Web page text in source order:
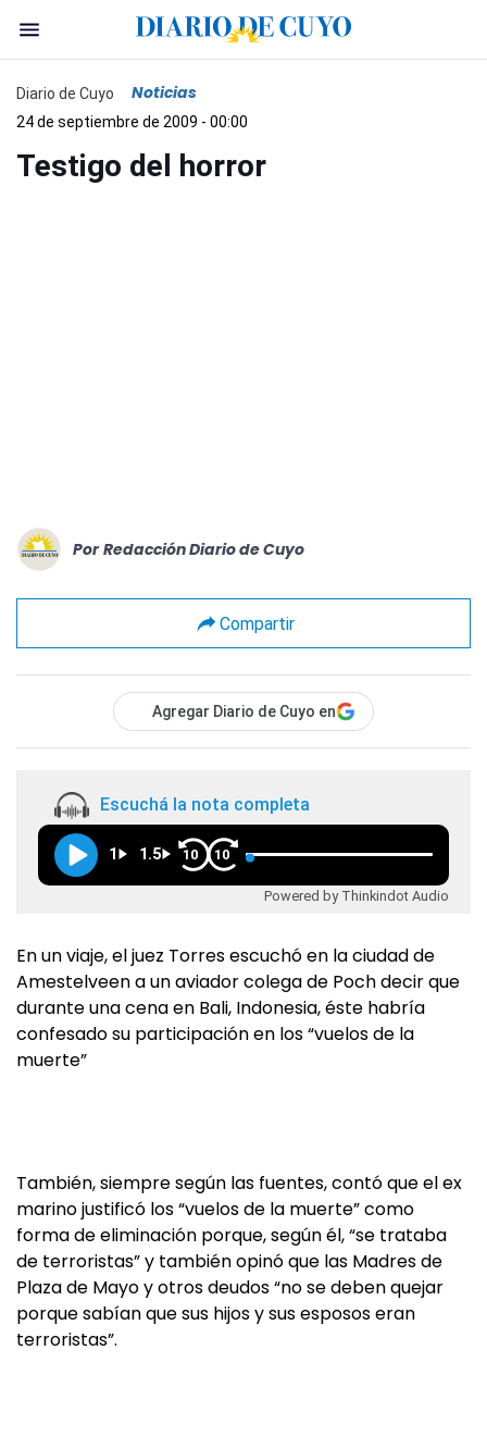
Diario de Cuyo Noticias
24 de septiembre de 2009 - 00:00
Testigo del horror
Por Redacción Diario de Cuyo
Compartir
Agregar Diario de Cuyo en
Escuchá la nota completa
1 1.5 10 10
Powered by Thinkindot Audio
En un viaje, el juez Torres escuchó en la ciudad de
Amestelveen a un aviador colega de Poch decir que
durante una cena en Bali, Indonesia, éste habría
confesado su participación en los “vuelos de la
muerte”
También, siempre según las fuentes, contó que el ex
marino justificó los “vuelos de la muerte” como
forma de eliminación porque, según él, “se trataba
de terroristas” y también opinó que las Madres de
Plaza de Mayo y otros deudos “no se deben quejar
porque sabían que sus hijos y sus esposos eran
terroristas”.